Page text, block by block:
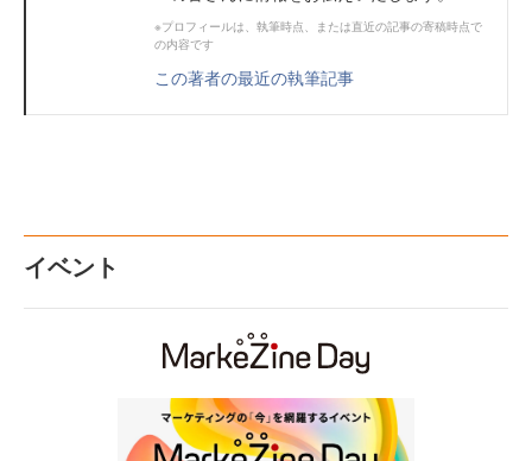
※プロフィールは、執筆時点、または直近の記事の寄稿時点で
の内容です
この著者の最近の執筆記事
イベント